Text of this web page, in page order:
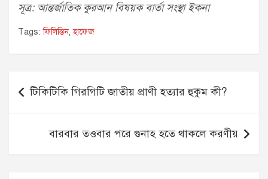
সূত্র: আন্তর্জাতিক কুরআন বিষয়ক বার্তা সংস্থা ইকনা
Tags: ফিলিস্তিন,হাফেজ
navigation
টিকিটিকি গিরগিটি জাতীয় প্রাণী হত্যার হুকুম কী?
বারবার তওবার পরে গুনাহ হতে থাকলে করণীয়